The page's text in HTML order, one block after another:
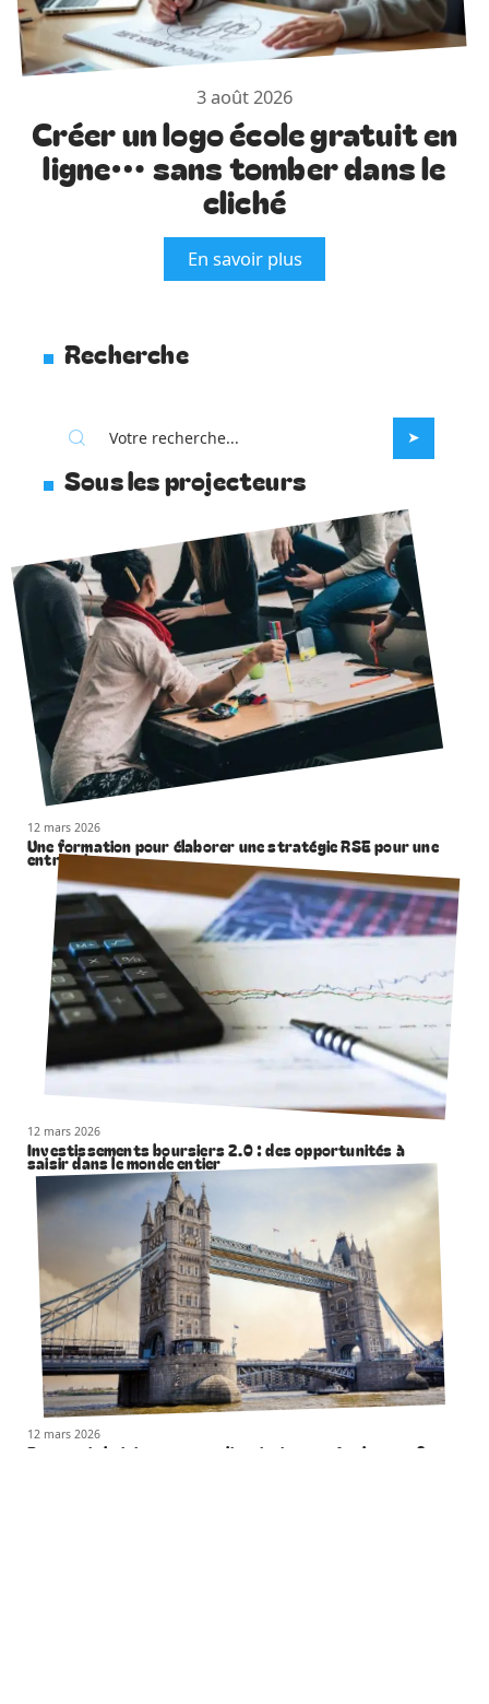
3 août 2026
Créer un logo école gratuit en
ligne… sans tomber dans le
cliché
En savoir plus
Recherche
Sous les projecteurs
12 mars 2026
Une formation pour élaborer une stratégie RSE pour une
entreprise
12 mars 2026
Investissements boursiers 2.0 : des opportunités à
saisir dans le monde entier
12 mars 2026
Pourquoi choisir un voyage linguistique en Angleterre ?